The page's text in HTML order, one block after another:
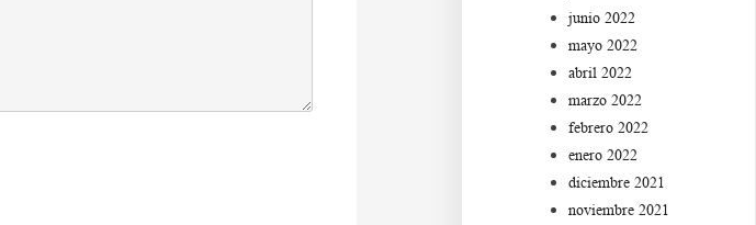
junio 2022
mayo 2022
abril 2022
marzo 2022
febrero 2022
enero 2022
diciembre 2021
noviembre 2021